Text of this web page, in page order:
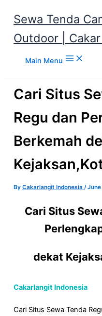
Sewa Tenda
Outdoor |
Main Menu
Cari Situs
Regu dan
Berkemah
By Cakarlangit Indonesia /
Cari Situs
dekat
Cakarlangit Indonesia
Cari Situs Sewa Tenda